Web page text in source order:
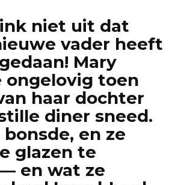
niet uit dat
vader heeft
Mary
toen
haar dochter
diner sneed.
en ze
glazen te
en wat ze